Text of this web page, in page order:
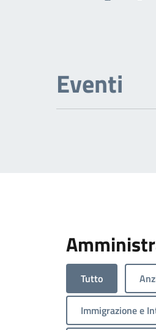
Previous page
Eventi
Tutto
Immigrazione e